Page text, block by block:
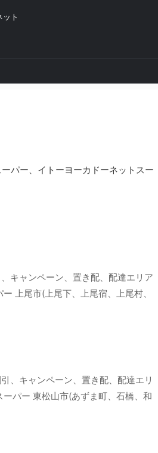
ト
パー、イトーヨーカドーネットスー
キャンペーン、置き配、配達エリア
上尾市(上尾下、上尾宿、上尾村、
、キャンペーン、置き配、配達エリ
パー 東松山市(あずま町、石橋、和